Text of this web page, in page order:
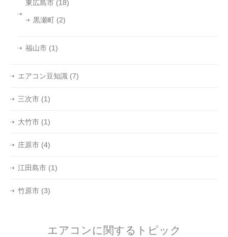
東広島市 (18)
黒瀬町 (2)
福山市 (1)
エアコン豆知識 (7)
三次市 (1)
大竹市 (1)
庄原市 (4)
江田島市 (1)
竹原市 (3)
エアコンに関するトピック